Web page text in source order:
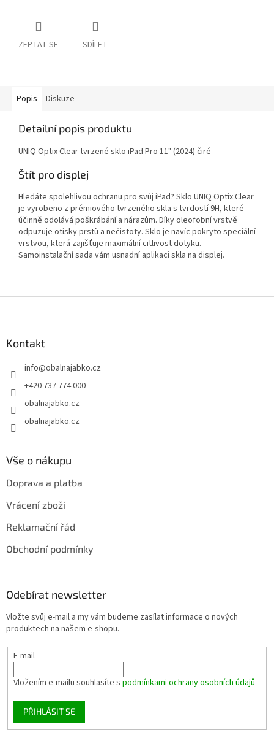
ZEPTAT SE SDÍLET
Popis Diskuze
Detailní popis produktu
UNIQ Optix Clear tvrzené sklo iPad Pro 11" (2024) čiré
Štít pro displej
Hledáte spolehlivou ochranu pro svůj iPad? Sklo UNIQ Optix Clear
je vyrobeno z prémiového tvrzeného skla s tvrdostí 9H, které
účinně odolává poškrábání a nárazům. Díky oleofobní vrstvě
odpuzuje otisky prstů a nečistoty. Sklo je navíc pokryto speciální
vrstvou, která zajišťuje maximální citlivost dotyku.
Samoinstalační sada vám usnadní aplikaci skla na displej.
Kontakt
info@obalnajabko.cz
+420 737 774 000
obalnajabko.cz
obalnajabko.cz
Vše o nákupu
Doprava a platba
Vrácení zboží
Reklamační řád
Obchodní podmínky
Odebírat newsletter
Vložte svůj e-mail a my vám budeme zasílat informace o nových
produktech na našem e-shopu.
E-mail
Vložením e-mailu souhlasíte s podmínkami ochrany osobních údajů
PŘIHLÁSIT SE